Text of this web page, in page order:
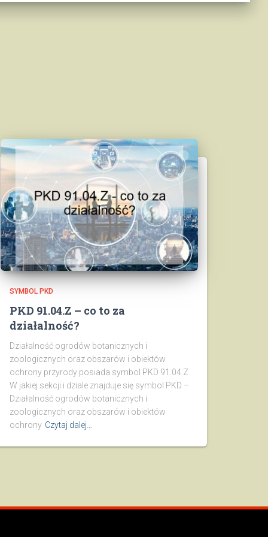
SYMBOL PKD
PKD 91.04.Z – co to za
działalność?
Działalność ogrodów botanicznych i
zoologicznych oraz obszarów i obiektów
ochrony przyrody posiada symbol PKD 91.04.Z
W jakiej sekcji i dziale znajduje się symbol PKD –
Działalność ogrodów botanicznych i
zoologicznych oraz obszarów i obiektów
ochrony Czytaj dalej…